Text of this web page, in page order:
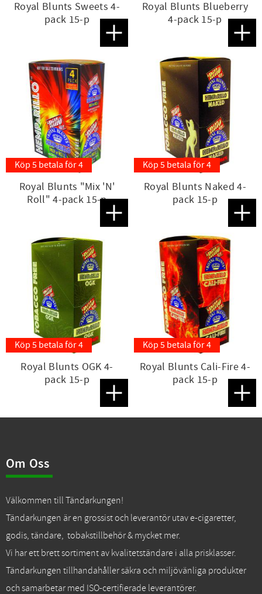
Royal Blunts Sweets 4-
pack 15-p
Lägg till i favoriter
Royal Blunts Blueberry
4-pack 15-p
Köp 5 betala för 4
Royal Blunts "Mix 'N'
Roll" 4-pack 15-p
Lägg till i favoriter
Köp 5 betala för 4
Royal Blunts Naked 4-
pack 15-p
Köp 5 betala för 4
Royal Blunts OGK 4-
pack 15-p
Lägg till i favoriter
Köp 5 betala för 4
Royal Blunts Cali-Fire 4-
pack 15-p
Om Oss
Välkommen till Tändarkungen!
Tändarkungen är en grossist och leverantör utav e-cigaretter,
godis, tändare, tobakstillbehör & mycket mer.
Vi har ett brett sortiment av kvalitetständare i alla prisklasser.
Tändarkungen tillhandahåller säkra och miljövänliga produkter
och samarbetar med ISO-certifierade leverantörer.